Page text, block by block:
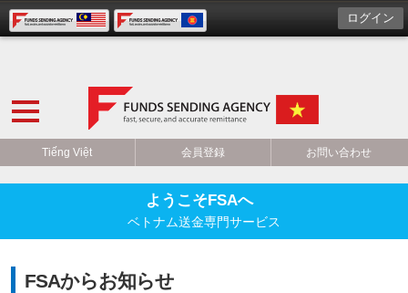
Tiếng Việt 会員登録 お問い合わせ
ログイン
ようこそFSAへ
ベトナム送金専門サービス
FSAからお知らせ